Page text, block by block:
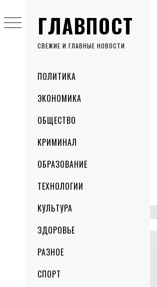
ГЛАВПОСТ
СВЕЖИЕ И ГЛАВНЫЕ НОВОСТИ
MenuПОЛИТИКА
ЭКОНОМИКА
ОБЩЕСТВО
КРИМИНАЛ
ОБРАЗОВАНИЕ
ТЕХНОЛОГИИ
КУЛЬТУРА
ЗДОРОВЬЕ
РАЗНОЕ
СПОРТ
to
content